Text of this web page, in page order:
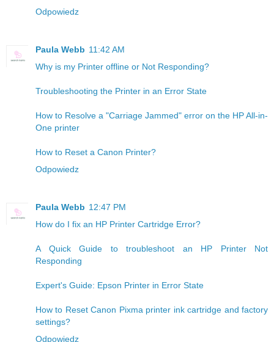
Odpowiedz
Paula Webb 11:42 AM
Why is my Printer offline or Not Responding?
Troubleshooting the Printer in an Error State
How to Resolve a "Carriage Jammed" error on the HP All-in-
One printer
How to Reset a Canon Printer?
Odpowiedz
Paula Webb 12:47 PM
How do I fix an HP Printer Cartridge Error?
A Quick Guide to troubleshoot an HP Printer Not
Responding
Expert's Guide: Epson Printer in Error State
How to Reset Canon Pixma printer ink cartridge and factory
settings?
Odpowiedz